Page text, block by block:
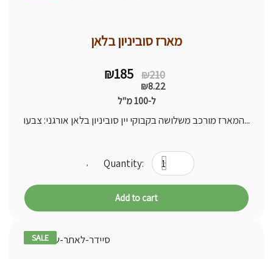
מארז סוביניון בלאן
₪210Original
price
₪210.
₪185
Current
price
₪185.
₪8.22
ל-100 מ"ל
המארז מורכב משלושה בקבוקי יין סוביניון בלאן אורגני: צבעו...
Add to cart
SALE